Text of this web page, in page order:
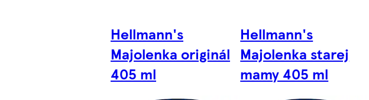
Hellmann's
Majolenka originál
405 ml
Hellmann's
Majolenka starej
mamy 405 ml